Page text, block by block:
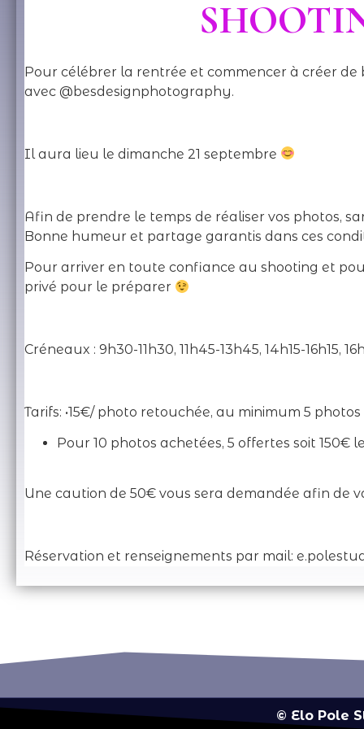
Pour célébrer la rentrée et commencer à créer de
avec @besdesignphotography.
Il aura lieu le dimanche 21 septembre
Afin de prendre le temps de réaliser vos photos,
Bonne humeur et partage garantis dans ces
Pour arriver en toute confiance au shooting et
privé pour le préparer
Créneaux : 9h30-11h30, 11h45-13h45, 14h15-16h15,
Tarifs: •15€/ photo retouchée, au minimum 5
Pour 10 photos achetées, 5 offertes soit 150€
Une caution de 50€ vous sera demandée afin de
Réservation et renseignements par mail:
© Elo Pole